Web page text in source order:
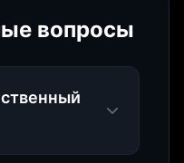
вопросы